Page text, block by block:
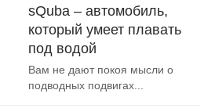
sQuba – автомобиль,
который умеет плавать
под водой
Вам не дают покоя мысли о
подводных подвигах...